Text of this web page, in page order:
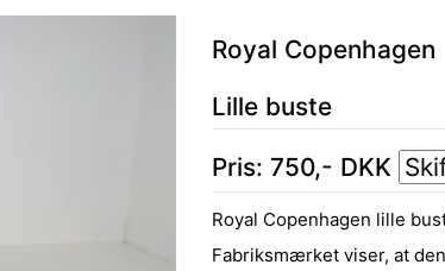
Royal Copenhagen
Lille buste
Pris: 750,- DKK
Royal Copenhagen lille
Fabriksmærket viser, at